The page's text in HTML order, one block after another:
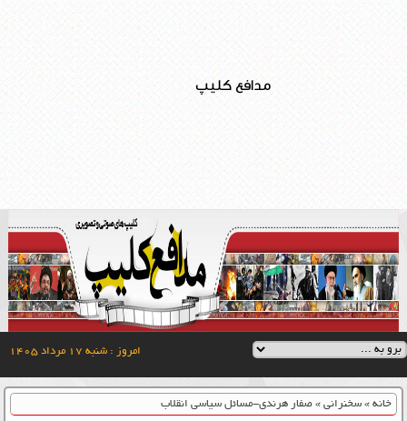
مدافع کلیپ
امروز : شنبه ۱۷ مرداد ۱۴۰۵
خانه» سخنرانی» صفار هرندی-مسائل سیاسی انقلاب